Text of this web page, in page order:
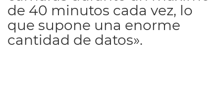
de 40 minutos cada vez, lo
que supone una enorme
cantidad de datos».